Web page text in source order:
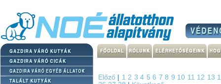
Előző 12 34 56 78 9 10 11 12 13